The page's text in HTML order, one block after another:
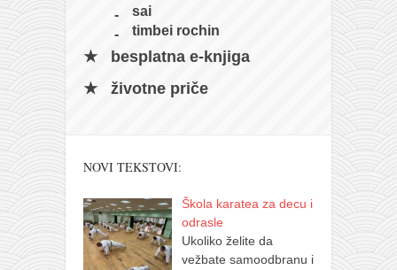
sai
timbei rochin
besplatna e-knjiga
životne priče
NOVI TEKSTOVI:
Škola karatea za decu i
odrasle
Ukoliko želite da
vežbate samoodbranu i